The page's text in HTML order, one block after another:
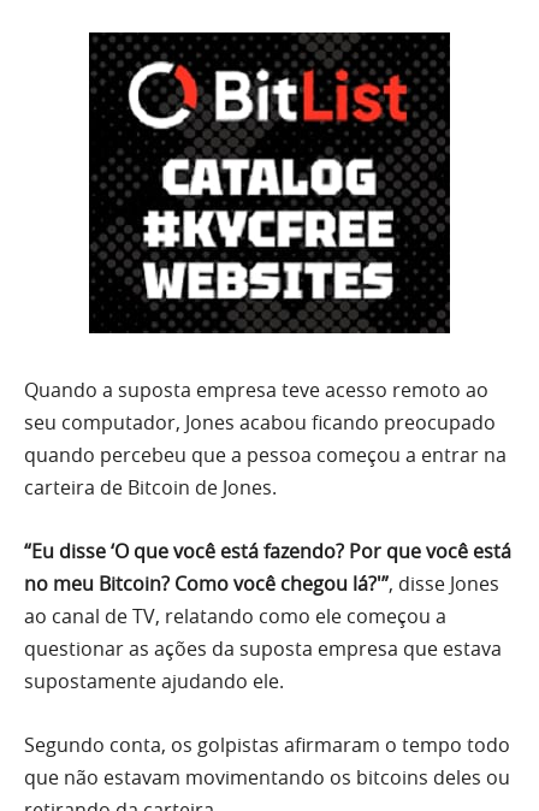
Quando a suposta empresa teve acesso remoto ao
seu computador, Jones acabou ficando preocupado
quando percebeu que a pessoa começou a entrar na
carteira de Bitcoin de Jones.
“Eu disse ‘O que você está fazendo? Por que você está
no meu Bitcoin? Como você chegou lá?'”, disse Jones
ao canal de TV, relatando como ele começou a
questionar as ações da suposta empresa que estava
supostamente ajudando ele.
Segundo conta, os golpistas afirmaram o tempo todo
que não estavam movimentando os bitcoins deles ou